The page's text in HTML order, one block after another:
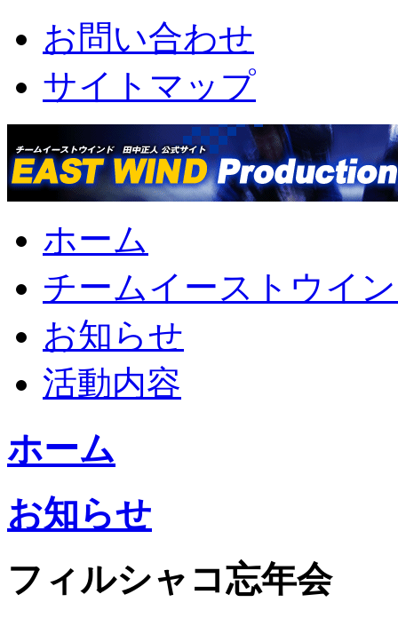
お問い合わせ
サイトマップ
ホーム
チームイーストウイ
お知らせ
活動内容
ホーム
お知らせ
フィルシャコ忘年会